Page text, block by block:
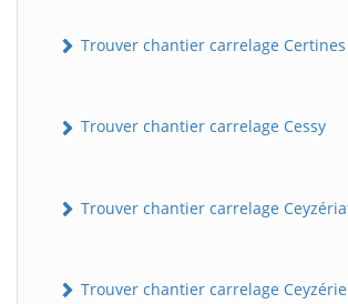
Trouver chantier carrelage Certines
Trouver chantier carrelage Cessy
Trouver chantier carrelage
Trouver chantier carrelage